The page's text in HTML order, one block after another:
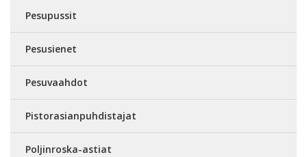
Pesupussit
Pesusienet
Pesuvaahdot
Pistorasianpuhdistajat
Poljinroska-astiat